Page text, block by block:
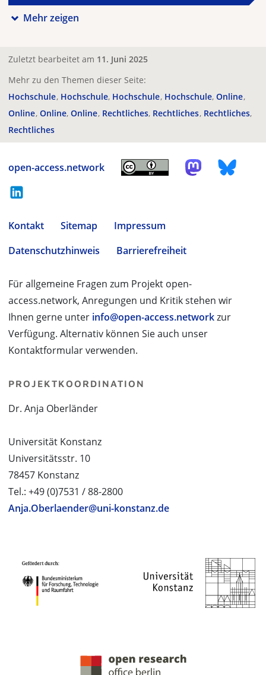
Mehr zeigen
Zuletzt bearbeitet am 11. Juni 2025
Mehr zu den Themen dieser Seite:
Hochschule Hochschule Hochschule Hochschule Online
Online Online Online Rechtliches Rechtliches Rechtliches
Rechtliches
open-access.network
Kontakt Sitemap
Impressum
Datenschutzhinweis
Barrierefreiheit
Für allgemeine Fragen zum Projekt open-
access.network, Anregungen und Kritik stehen wir
Ihnen gerne unter info@open-access.networkzur
Verfügung. Alternativ können Sie auch unser
Kontaktformular verwenden.
PROJEKTKOORDINATION
Dr. Anja Oberländer
Universität Konstanz
Universitätsstr. 10
78457 Konstanz
Tel.: +49 (0)7531 / 88-2800
Anja.Oberlaender@uni-konstanz.de